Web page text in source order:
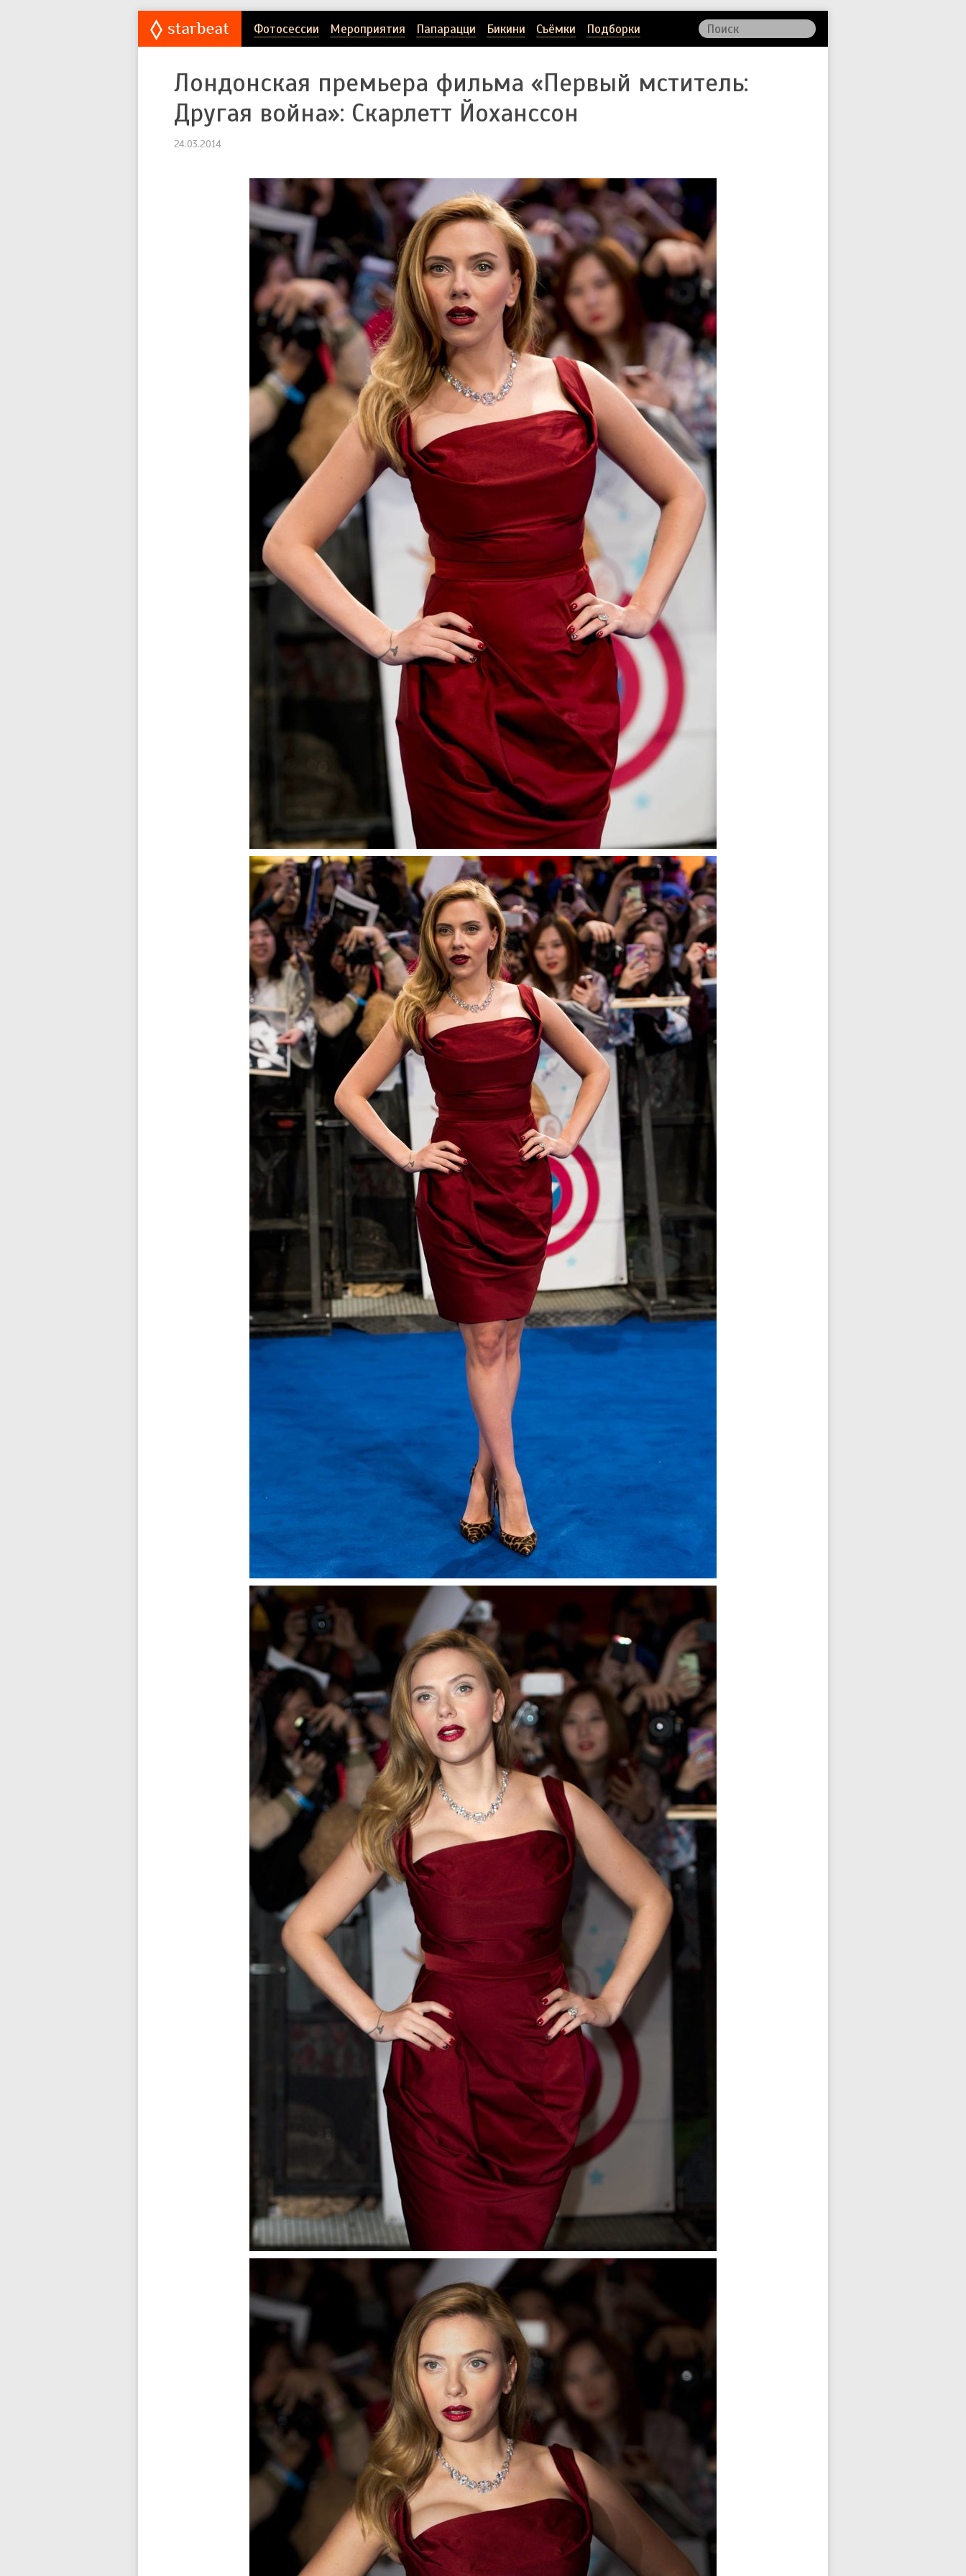
Фотосессии Мероприятия Папарацци Бикини Съёмки Подборки
Лондонская премьера фильма «Первый мститель:
Другая война»: Скарлетт Йоханссон
24.03.2014